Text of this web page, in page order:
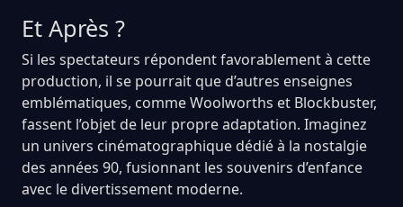
Et Après ?
Si les spectateurs répondent favorablement à cette
production, il se pourrait que d’autres enseignes
emblématiques, comme Woolworths et Blockbuster,
fassent l’objet de leur propre adaptation. Imaginez
un univers cinématographique dédié à la nostalgie
des années 90, fusionnant les souvenirs d’enfance
avec le divertissement moderne.